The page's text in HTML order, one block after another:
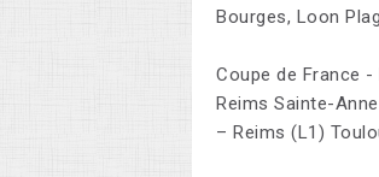
Bourges, Loon
Coupe de France
Reims Sainte-
– Reims (L1)